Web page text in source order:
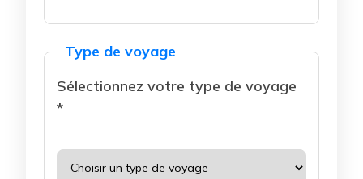
Type de voyage
Sélectionnez votre type de voyage
*